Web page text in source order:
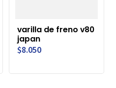
varilla de freno v80
japan
$8.050